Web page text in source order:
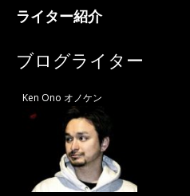
ライター紹介
ブログライター
Ken Ono オノケン